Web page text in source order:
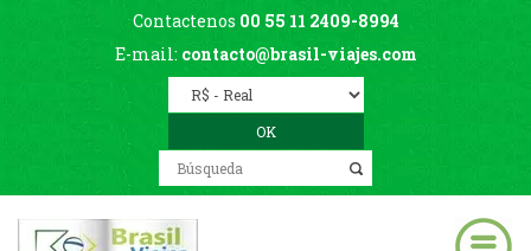
Contactenos 00 55 11 2409-8994
E-mail: contacto@brasil-viajes.com